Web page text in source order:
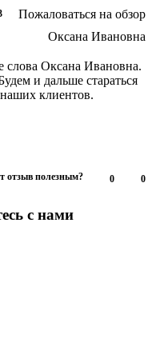
Пожаловаться на обзор
Оксана Ивановна
слова Оксана Ивановна.
и дальше стараться
наших клиентов.
отзыв полезным? 0 0
есь с нами